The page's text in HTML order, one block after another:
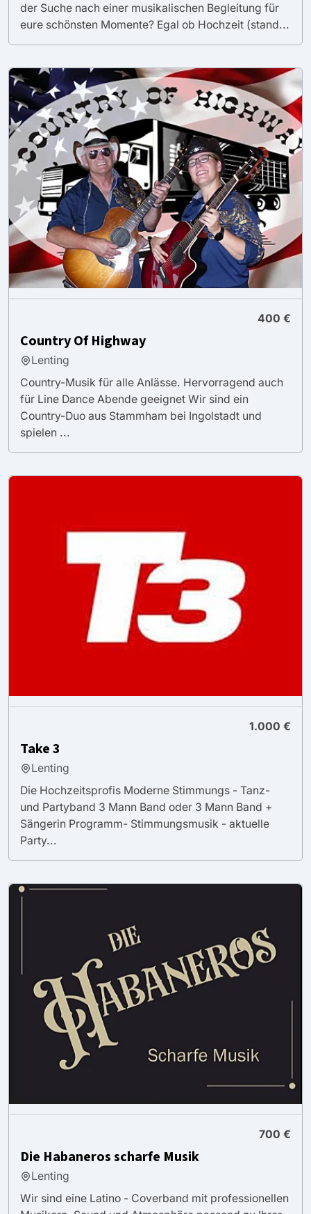
der Suche nach einer musikalischen Begleitung für
eure schönsten Momente? Egal ob Hochzeit (stand...
400 €
Country Of Highway
Lenting
Country-Musik für alle Anlässe. Hervorragend auch
für Line Dance Abende geeignet Wir sind ein
Country-Duo aus Stammham bei Ingolstadt und
spielen ...
1.000 €
Take 3
Lenting
Die Hochzeitsprofis Moderne Stimmungs - Tanz-
und Partyband 3 Mann Band oder 3 Mann Band +
Sängerin Programm- Stimmungsmusik - aktuelle
Party...
700 €
Die Habaneros scharfe Musik
Lenting
Wir sind eine Latino - Coverband mit professionellen